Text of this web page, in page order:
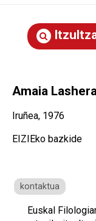
Amaia
Iruñea, 1976
EIZIEko bazkide
kontaktua
Euskal